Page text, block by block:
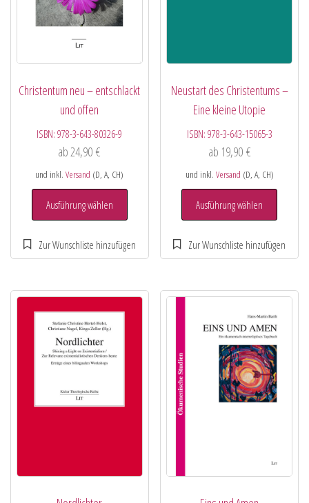
Christentum neu – entschlackt
und offen
ISBN:978-3-643-80326-9
ab24,90€
und inkl.Versand (D, A, CH)
Ausführung wählen
Neustart des Christentums –
Eine kleine Utopie
ISBN: 978-3-643-15065-3
ab 19,90 €
und inkl. Versand (D, A, CH)
Ausführung wählen